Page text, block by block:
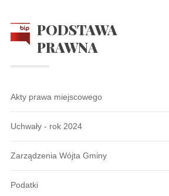
PODSTAWA
PRAWNA
Akty prawa miejscowego
Uchwały - rok 2024
Zarządzenia Wójta Gminy
Podatki